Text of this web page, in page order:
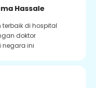
Hassale
di hospital
doktor
ini